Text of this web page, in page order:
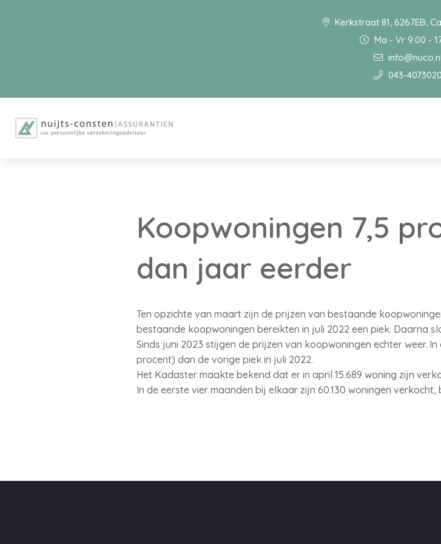
Kerkstraat 81, 6267EB,
Ma - Vr 9:00 -
info@nuco.nl
043-4073020
Koopwoningen 7,5
dan jaar eerder
Ten opzichte van maart zijn de prijzen van bestaande
bestaande koopwoningen bereikten in juli 2022 een piek. Daarna
Sinds juni 2023 stijgen de prijzen van koopwoningen echter weer.
procent) dan de vorige piek in juli 2022.
Het Kadaster maakte bekend dat er in april 15.689 woning zijn
In de eerste vier maanden bij elkaar zijn 60.130 woningen